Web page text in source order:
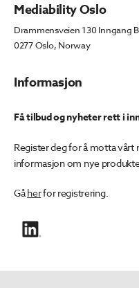
Informasjon
Mediability Oslo
Drammensveien 130 Inngang
0277 Oslo, Norway
Få tilbud og nyheter rett i
Register deg for å motta
informasjon om nye
Gåherfor registrering.